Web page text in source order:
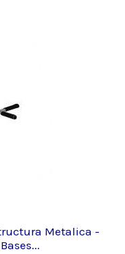
Metalica -